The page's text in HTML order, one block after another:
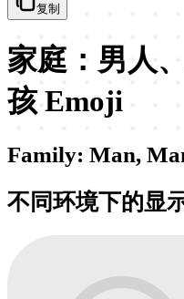
复制
家庭：男人
孩 Emoji
Family: Man,
不同环境下的显